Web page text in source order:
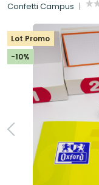
Confetti Campus
Lot Promo
-10%